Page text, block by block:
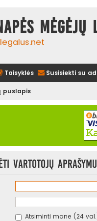
mėgėjų
Taisyklės Susisiekti su
puslapis
vartotojų
Atsiminti mane (24